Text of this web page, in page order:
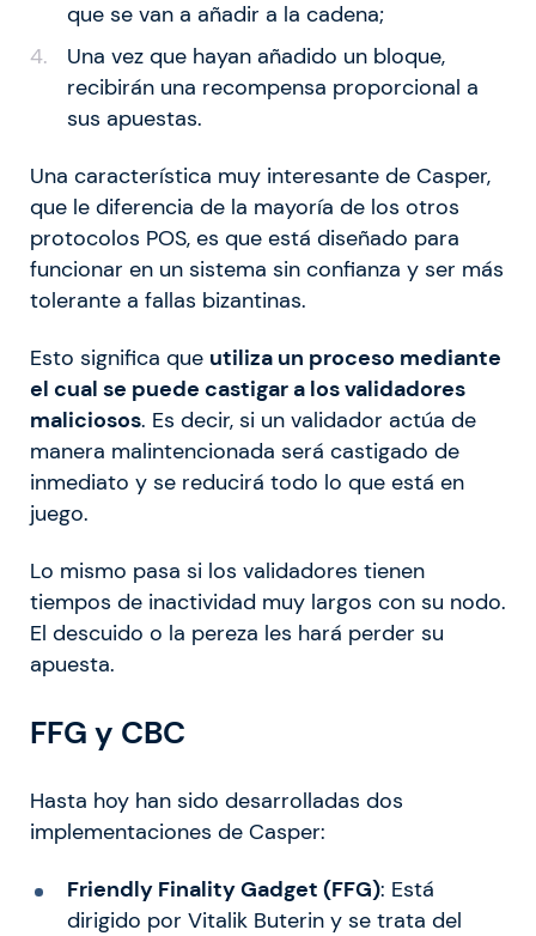
que se van a añadir a la cadena;
Una vez que hayan añadido un bloque,
recibirán una recompensa proporcional a
sus apuestas.
Una característica muy interesante de Casper,
que le diferencia de la mayoría de los otros
protocolos POS, es que está diseñado para
funcionar en un sistema sin confianza y ser más
tolerante a fallas bizantinas.
Esto significa que utiliza un proceso mediante
el cual se puede castigar a los validadores
maliciosos. Es decir, si un validador actúa de
manera malintencionada será castigado de
inmediato y se reducirá todo lo que está en
juego.
Lo mismo pasa si los validadores tienen
tiempos de inactividad muy largos con su nodo.
El descuido o la pereza les hará perder su
apuesta.
FFG y CBC
Hasta hoy han sido desarrolladas dos
implementaciones de Casper:
Friendly Finality Gadget (FFG): Está
dirigido por Vitalik Buterin y se trata del